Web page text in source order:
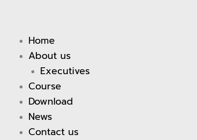
Home
About us
Executives
Course
Download
News
Contact us